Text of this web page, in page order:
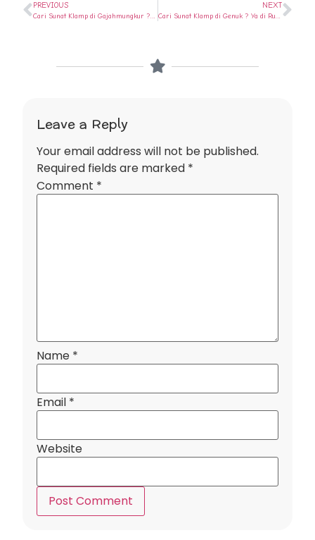
PREVIOUS NEXT
Leave a Reply
Your email address will not be published.
Required fields are marked *
Comment *
Name *
Email *
Website